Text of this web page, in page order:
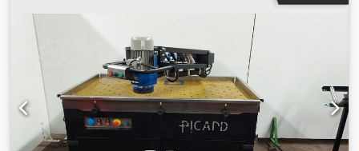
x 25 mm Turtallsområde - hovedspindel 0 - 2.500 o/min
Girtrinn 2 Girtrinn 1 0 - 800 o/min Girtrinn 2 0 - 2.500
o/min Driftseffekt - hovedspindel 20,5 / 17 kW Maks.
dreiemoment 1.400 Nm Spindelhode str. 8 DIN 55027
Spindeldiameter i forlager 120 mm Spindelboring 83 mm
Innvendig kon 90 metrisk Matingkraft lengderetning 10.000
N Matingkraft tverretning 9.000 N Matingområde 0 - 20
mm/min Hurtiggang 10/7 | 5/3,5 m/min Metrisk 0,1 - 400